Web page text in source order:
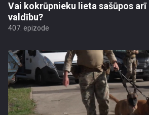
Vai kokrūpnieku lieta sašūpos arī
valdību?
407. epizode